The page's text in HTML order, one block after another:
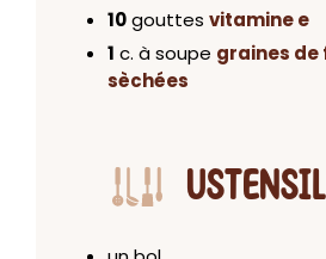
10gouttes vitamine e
1 c. à soupe graines de
sèchées